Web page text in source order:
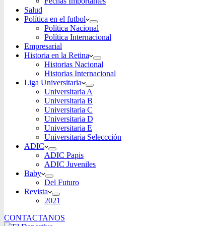
Salud
Política en el futbol
Política Nacional
Política Internacional
Empresarial
Historia en la Retina
Historias Nacional
Historias Internacional
Liga Universitaria
Universitaria A
Universitaria B
Universitaria C
Universitaria D
Universitaria E
Universitaria Seleccción
ADIC
ADIC Papis
ADIC Juveniles
Baby
Del Futuro
Revista
2021
CONTACTANOS